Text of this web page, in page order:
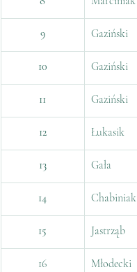
9 Gaziński
10 Gaziński
11 Gaziński
12 Łukasik
13 Gała
14 Chabiniak
15 Jastrząb
16 Młodecki